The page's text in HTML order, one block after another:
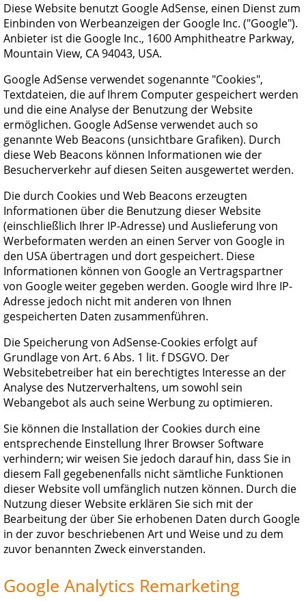
Diese Website benutzt Google AdSense, einen Dienst zum
Einbinden von Werbeanzeigen der Google Inc. ("Google").
Anbieter ist die Google Inc., 1600 Amphitheatre Parkway,
Mountain View, CA 94043, USA.
Google AdSense verwendet sogenannte "Cookies",
Textdateien, die auf Ihrem Computer gespeichert werden
und die eine Analyse der Benutzung der Website
ermöglichen. Google AdSense verwendet auch so
genannte Web Beacons (unsichtbare Grafiken). Durch
diese Web Beacons können Informationen wie der
Besucherverkehr auf diesen Seiten ausgewertet werden.
Die durch Cookies und Web Beacons erzeugten
Informationen über die Benutzung dieser Website
(einschließlich Ihrer IP-Adresse) und Auslieferung von
Werbeformaten werden an einen Server von Google in
den USA übertragen und dort gespeichert. Diese
Informationen können von Google an Vertragspartner
von Google weiter gegeben werden. Google wird Ihre IP-
Adresse jedoch nicht mit anderen von Ihnen
gespeicherten Daten zusammenführen.
Die Speicherung von AdSense-Cookies erfolgt auf
Grundlage von Art. 6 Abs. 1 lit. f DSGVO. Der
Websitebetreiber hat ein berechtigtes Interesse an der
Analyse des Nutzerverhaltens, um sowohl sein
Webangebot als auch seine Werbung zu optimieren.
Sie können die Installation der Cookies durch eine
entsprechende Einstellung Ihrer Browser Software
verhindern; wir weisen Sie jedoch darauf hin, dass Sie in
diesem Fall gegebenenfalls nicht sämtliche Funktionen
dieser Website voll umfänglich nutzen können. Durch die
Nutzung dieser Website erklären Sie sich mit der
Bearbeitung der über Sie erhobenen Daten durch Google
in der zuvor beschriebenen Art und Weise und zu dem
zuvor benannten Zweck einverstanden.
Google Analytics Remarketing